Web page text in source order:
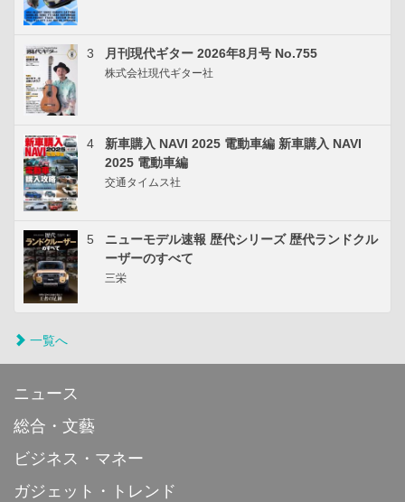
3 月刊現代ギター 2026年8月号 No.755
株式会社現代ギター社
4
新車購入 NAVI 2025 電動車編 新車購入 NAVI
2025 電動車編
交通タイムス社
5
ニューモデル速報 歴代シリーズ 歴代ランドクル
ーザーのすべて
三栄
一覧へ
ニュース
総合・文藝
ビジネス・マネー
ガジェット・トレンド